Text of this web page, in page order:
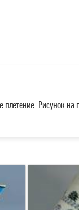
Рисунок на